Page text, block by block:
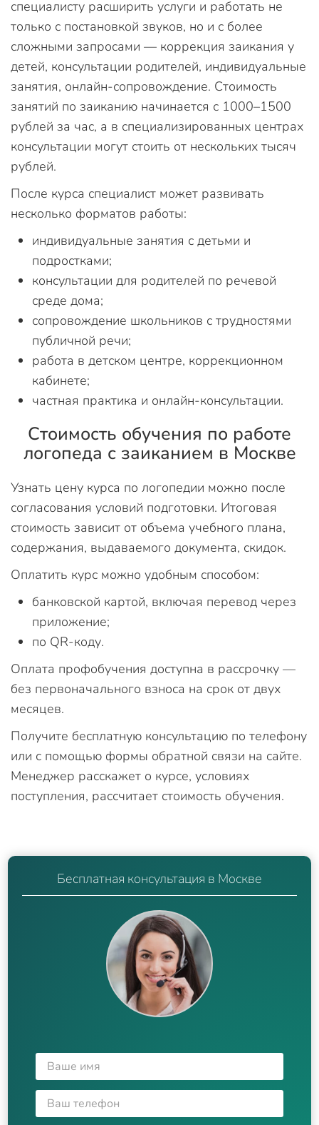
специалисту расширить услуги и работать не
только с постановкой звуков, но и с более
сложными запросами — коррекция заикания у
детей, консультации родителей, индивидуальные
занятия, онлайн-сопровождение. Стоимость
занятий по заиканию начинается с 1000–1500
рублей за час, а в специализированных центрах
консультации могут стоить от нескольких тысяч
рублей.
После курса специалист может развивать
несколько форматов работы:
индивидуальные занятия с детьми и
подростками;
консультации для родителей по речевой
среде дома;
сопровождение школьников с трудностями
публичной речи;
работа в детском центре, коррекционном
кабинете;
частная практика и онлайн-консультации.
Стоимость обучения по работе
логопеда с заиканием в Москве
Узнать цену курса по логопедии можно после
согласования условий подготовки. Итоговая
стоимость зависит от объема учебного плана,
содержания, выдаваемого документа, скидок.
Оплатить курс можно удобным способом:
банковской картой, включая перевод через
приложение;
по QR-коду.
Оплата профобучения доступна в рассрочку —
без первоначального взноса на срок от двух
месяцев.
Получите бесплатную консультацию по телефону
или с помощью формы обратной связи на сайте.
Менеджер расскажет о курсе, условиях
поступления, рассчитает стоимость обучения.
Бесплатная консультация в Москве